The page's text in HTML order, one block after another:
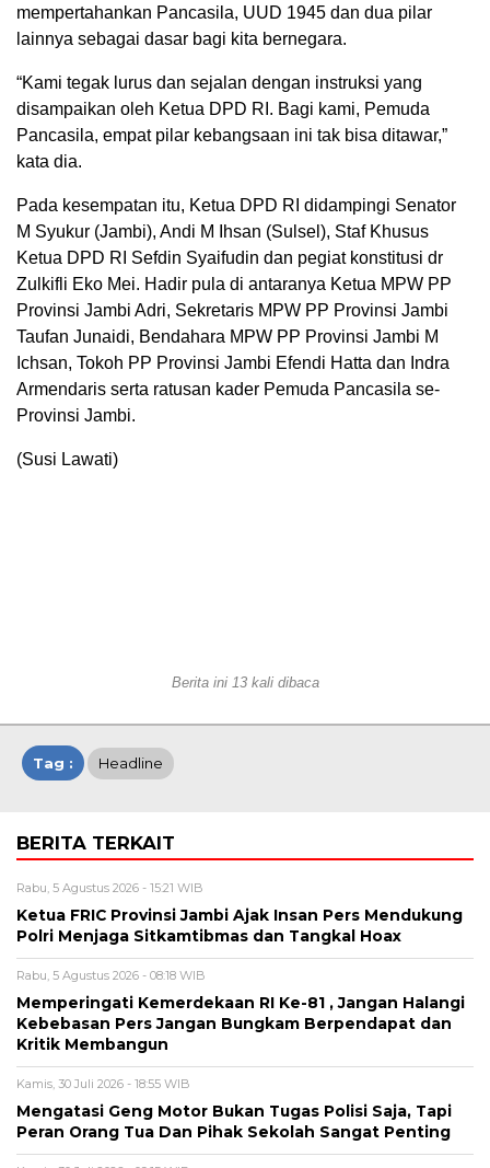
mempertahankan Pancasila, UUD 1945 dan dua pilar
lainnya sebagai dasar bagi kita bernegara.
“Kami tegak lurus dan sejalan dengan instruksi yang
disampaikan oleh Ketua DPD RI. Bagi kami, Pemuda
Pancasila, empat pilar kebangsaan ini tak bisa ditawar,”
kata dia.
Pada kesempatan itu, Ketua DPD RI didampingi Senator
M Syukur (Jambi), Andi M Ihsan (Sulsel), Staf Khusus
Ketua DPD RI Sefdin Syaifudin dan pegiat konstitusi dr
Zulkifli Eko Mei. Hadir pula di antaranya Ketua MPW PP
Provinsi Jambi Adri, Sekretaris MPW PP Provinsi Jambi
Taufan Junaidi, Bendahara MPW PP Provinsi Jambi M
Ichsan, Tokoh PP Provinsi Jambi Efendi Hatta dan Indra
Armendaris serta ratusan kader Pemuda Pancasila se-
Provinsi Jambi.
(Susi Lawati)
Berita ini 13 kali dibaca
Tag : Headline
BERITA TERKAIT
Rabu, 5 Agustus 2026 - 15:21 WIB
Ketua FRIC Provinsi Jambi Ajak Insan Pers Mendukung
Polri Menjaga Sitkamtibmas dan Tangkal Hoax
Rabu, 5 Agustus 2026 - 08:18 WIB
Memperingati Kemerdekaan RI Ke-81 , Jangan Halangi
Kebebasan Pers Jangan Bungkam Berpendapat dan
Kritik Membangun
Kamis, 30 Juli 2026 - 18:55 WIB
Mengatasi Geng Motor Bukan Tugas Polisi Saja, Tapi
Peran Orang Tua Dan Pihak Sekolah Sangat Penting